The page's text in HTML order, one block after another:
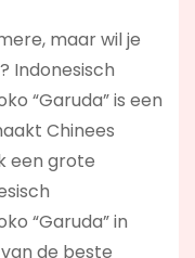
maar wil je
Indonesisch
“Garuda” is een
Chinees
een grote
“Garuda” in
de beste